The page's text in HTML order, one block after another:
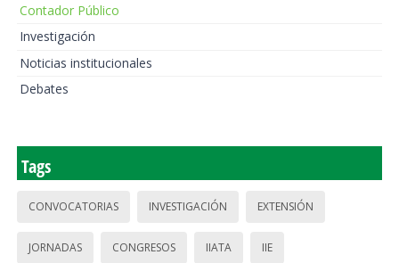
Contador Público
Investigación
Noticias institucionales
Debates
Tags
CONVOCATORIAS INVESTIGACIÓN EXTENSIÓN
JORNADAS CONGRESOS IIATA IIE